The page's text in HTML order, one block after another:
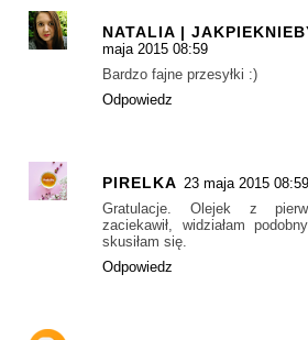
NATALIA |
maja 2015 08:59
Bardzo fajne przesyłki :)
Odpowiedz
PIRELKA 23 maja 2015 08:59
Gratulacje. Olejek z
zaciekawił, widziałam
skusiłam się.
Odpowiedz